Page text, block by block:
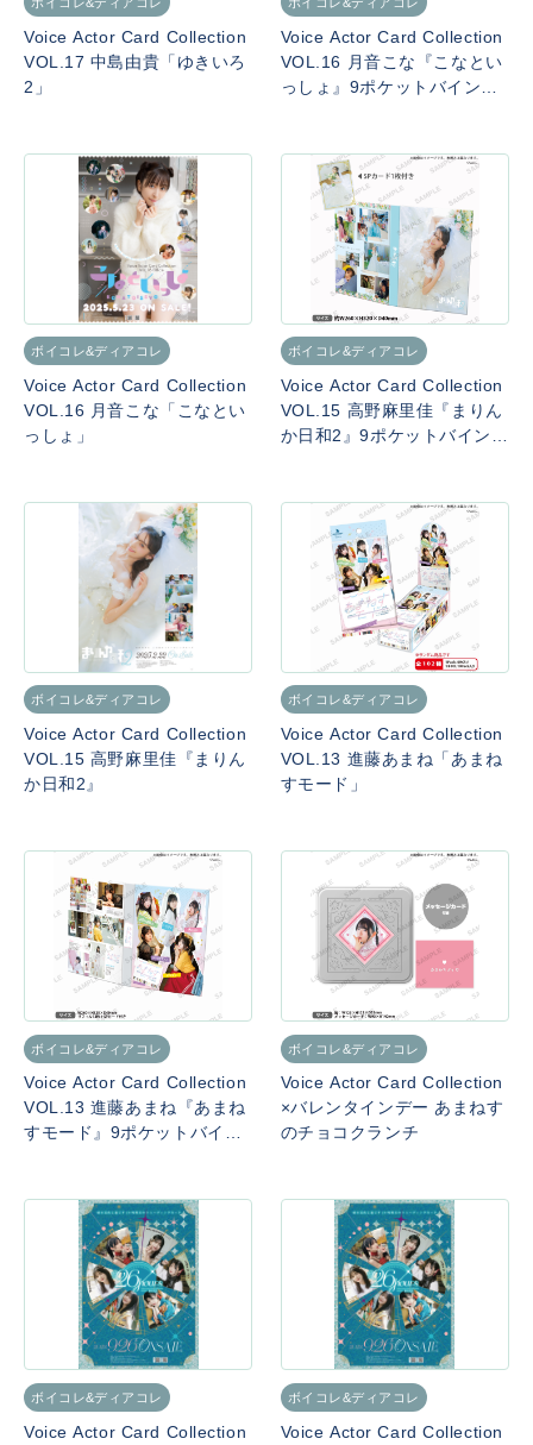
Voice Actor Card Collection
VOL.17 中島由貴「ゆきいろ
2」
Voice Actor Card Collection
VOL.16 月音こな『こなとい
っしょ』9ポケットバインダ
ボイコレ&ディアコレ
Voice Actor Card Collection
VOL.16 月音こな「こなとい
っしょ」
ボイコレ&ディアコレ
Voice Actor Card Collection
VOL.15 高野麻里佳『まりん
か日和2』9ポケットバインダ
ボイコレ&ディアコレ
Voice Actor Card Collection
VOL.15 高野麻里佳『まりん
か日和2』
ボイコレ&ディアコレ
Voice Actor Card Collection
VOL.13 進藤あまね「あまね
すモード」
ボイコレ&ディアコレ
Voice Actor Card Collection
VOL.13 進藤あまね『あまね
すモード』9ポケットバイン
ボイコレ&ディアコレ
Voice Actor Card Collection
×バレンタインデー あまねす
のチョコクランチ
ボイコレ&ディアコレ
Voice Actor Card Collection
ボイコレ&ディアコレ
Voice Actor Card Collection